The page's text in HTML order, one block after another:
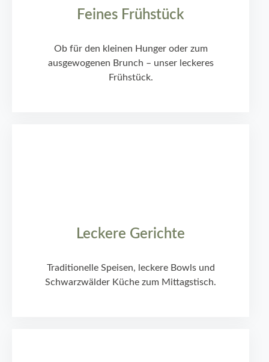
Feines Frühstück
Ob für den kleinen Hunger oder zum
ausgewogenen Brunch – unser leckeres
Frühstück.
Leckere Gerichte
Traditionelle Speisen, leckere Bowls und
Schwarzwälder Küche zum Mittagstisch.